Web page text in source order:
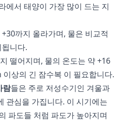
에서 태양이 가장 많이 드는 지
까지 올라가며, 물은 비교적
니다.
떨어지며, 물의 온도는 약 +16
상의 긴 잠수복 이 필요합니다.
람들은 주로 저성수기인 겨울과
관심을 가집니다. 이 시기에는
파도들 처럼 파도가 높아지며